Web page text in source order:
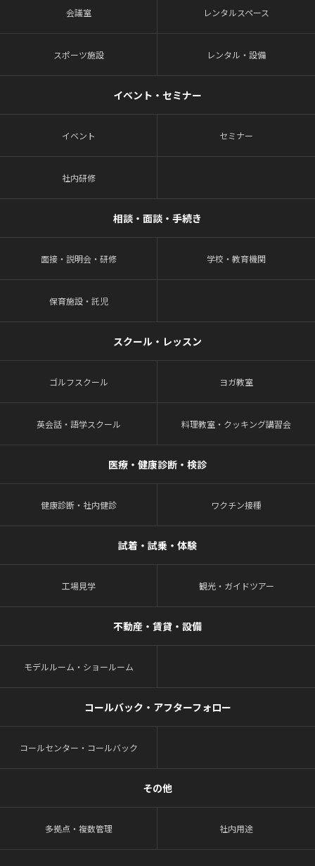
会議室 レンタルスペース
スポーツ施設 レンタル・設備
イベント・セミナー
イベント セミナー
社内研修
相談・面談・手続き
面接・説明会・研修 学校・教育機関
保育施設・託児
スクール・レッスン
ゴルフスクール ヨガ教室
英会話・語学スクール 料理教室・クッキング講習会
医療・健康診断・検診
健康診断・社内健診 ワクチン接種
試着・試乗・体験
工場見学 観光・ガイドツアー
不動産・賃貸・設備
モデルルーム・ショールーム
コールバック・アフターフォロー
コールセンター・コールバック
その他
多拠点・複数管理 社内用途